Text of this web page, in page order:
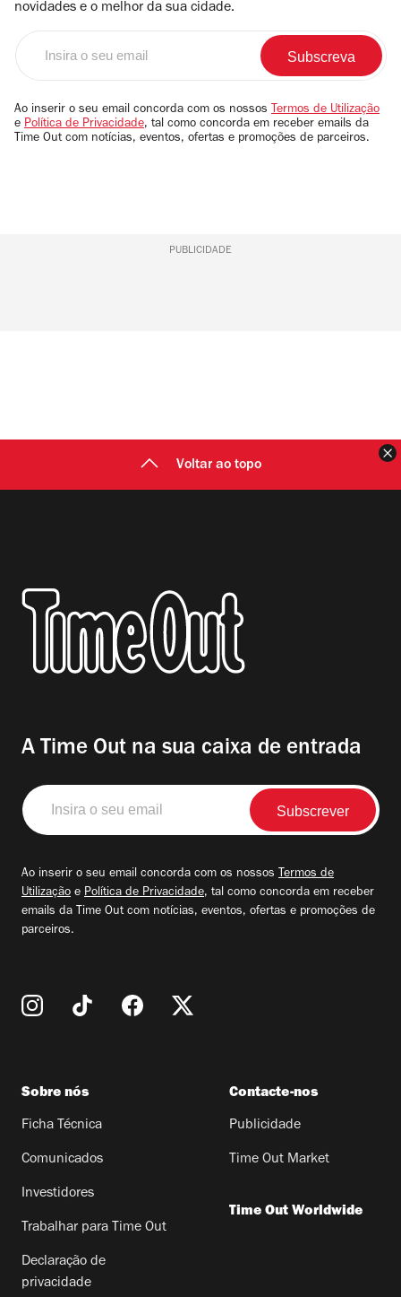
novidades e o melhor da sua cidade.
email
Ao inserir o seu email concorda com os nossos Termos de Utilização
e Política de Privacidade, tal como concorda em receber emails da
Time Out com notícias, eventos, ofertas e promoções de parceiros.
PUBLICIDADE
Voltar ao topo
A Time Out na sua caixa de entrada
Insira
o
seu
Ao inserir o seu email concorda com os nossos Termos de
Utilização e Política de Privacidade, tal como concorda em receber
emails da Time Out com notícias, eventos, ofertas e promoções de
parceiros.
Sobre nós
Ficha Técnica
Comunicados
Investidores
Trabalhar para Time Out
Declaração de
privacidade
Contacte-nos
Publicidade
Time Out Market
Time Out Worldwide